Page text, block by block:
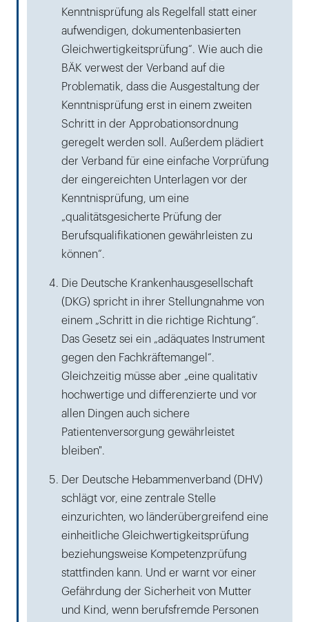
Kenntnisprüfung als Regelfall statt einer
aufwendigen, dokumentenbasierten
Gleichwertigkeitsprüfung“. Wie auch die
BÄK verwest der Verband auf die
Problematik, dass die Ausgestaltung der
Kenntnisprüfung erst in einem zweiten
Schritt in der Approbationsordnung
geregelt werden soll. Außerdem plädiert
der Verband für eine einfache Vorprüfung
der eingereichten Unterlagen vor der
Kenntnisprüfung, um eine
„qualitätsgesicherte Prüfung der
Berufsqualifikationen gewährleisten zu
können“.
Die Deutsche Krankenhausgesellschaft
(DKG) spricht in ihrer Stellungnahme von
einem „Schritt in die richtige Richtung“.
Das Gesetz sei ein „adäquates Instrument
gegen den Fachkräftemangel“.
Gleichzeitig müsse aber „eine qualitativ
hochwertige und differenzierte und vor
allen Dingen auch sichere
Patientenversorgung gewährleistet
bleiben".
Der Deutsche Hebammenverband (DHV)
schlägt vor, eine zentrale Stelle
einzurichten, wo länderübergreifend eine
einheitliche Gleichwertigkeitsprüfung
beziehungsweise Kompetenzprüfung
stattfinden kann. Und er warnt vor einer
Gefährdung der Sicherheit von Mutter
und Kind, wenn berufsfremde Personen